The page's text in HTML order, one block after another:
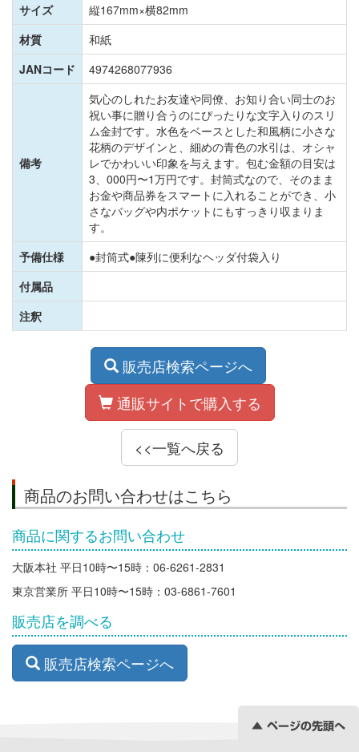
サイズ
縦167mm×横82mm
材質
和紙
JANコード
4974268077936
備考
気心のしれたお友達や同僚、お知り合い同士のお
祝い事に贈り合うのにぴったりな文字入りのスリ
ム金封です。水色をベースとした和風柄に小さな
花柄のデザインと、細めの青色の水引は、オシャ
レでかわいい印象を与えます。包む金額の目安は
3、000円〜1万円です。封筒式なので、そのまま
お金や商品券をスマートに入れることができ、小
さなバッグや内ポケットにもすっきり収まりま
す。
予備仕様
●封筒式●陳列に便利なヘッダ付袋入り
付属品
注釈
販売店検索ページへ
通販サイトで購入する
<<一覧へ戻る
商品のお問い合わせはこちら
商品に関するお問い合わせ
大阪本社 平日10時〜15時：06-6261-2831
東京営業所 平日10時〜15時：03-6861-7601
販売店を調べる
販売店検索ページへ